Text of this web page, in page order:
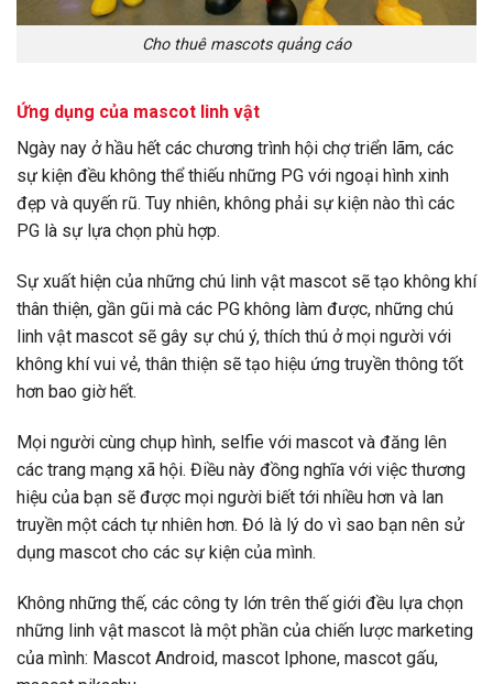
Cho thuê mascots quảng cáo
Ứng dụng của mascot linh vật
Ngày nay ở hầu hết các chương trình hội chợ triển lãm, các
sự kiện đều không thể thiếu những PG với ngoại hình xinh
đẹp và quyến rũ. Tuy nhiên, không phải sự kiện nào thì các
PG là sự lựa chọn phù hợp.
Sự xuất hiện của những chú linh vật mascot sẽ tạo không khí
thân thiện, gần gũi mà các PG không làm được, những chú
linh vật mascot sẽ gây sự chú ý, thích thú ở mọi người với
không khí vui vẻ, thân thiện sẽ tạo hiệu ứng truyền thông tốt
hơn bao giờ hết.
Mọi người cùng chụp hình, selfie với mascot và đăng lên
các trang mạng xã hội. Điều này đồng nghĩa với việc thương
hiệu của bạn sẽ được mọi người biết tới nhiều hơn và lan
truyền một cách tự nhiên hơn. Đó là lý do vì sao bạn nên sử
dụng mascot cho các sự kiện của mình.
Không những thế, các công ty lớn trên thế giới đều lựa chọn
những linh vật mascot là một phần của chiến lược marketing
của mình: Mascot Android, mascot Iphone, mascot gấu,